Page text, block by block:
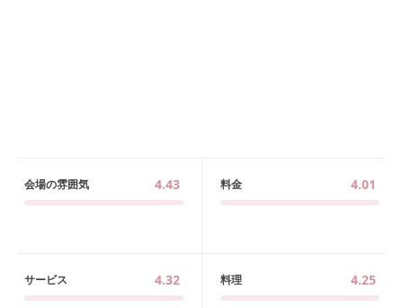
会場の雰囲気 4.43 料金 4.01
サービス 4.32 料理 4.25